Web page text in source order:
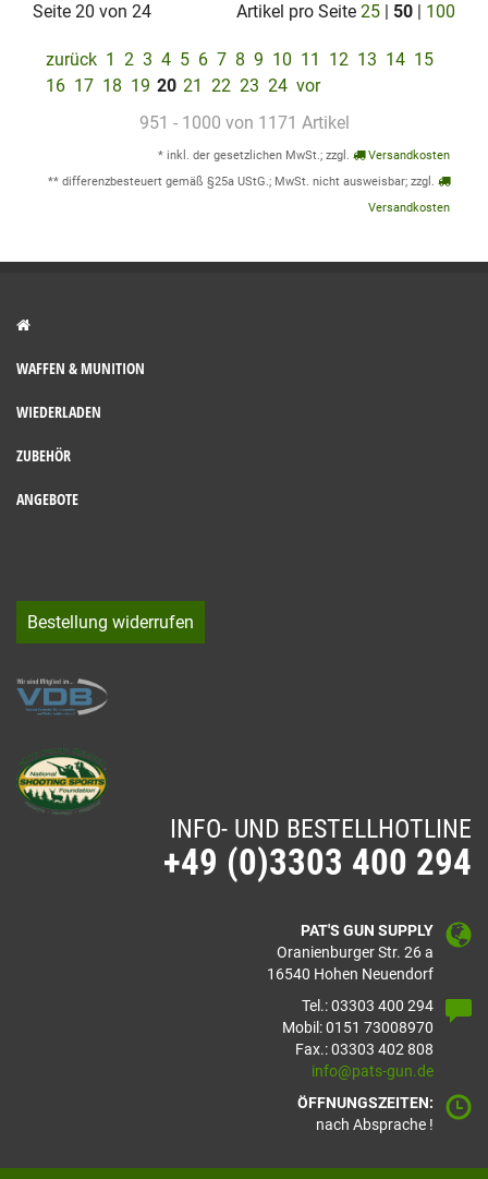
Artikel pro Seite 25 | 50 | 100
Seite 20 von 24
zurück 1 2 3 4 5 6 7 8 9 10 11 12 13 14 15
16 17 18 19 20 21 22 23 24 vor
951 - 1000 von 1171 Artikel
* inkl. der gesetzlichen MwSt.; zzgl.
Versandkosten
** differenzbesteuert gemäß §25a UStG.; MwSt. nicht ausweisbar; zzgl.
Versandkosten
WAFFEN & MUNITION
WIEDERLADEN
ZUBEHÖR
ANGEBOTE
Bestellung widerrufen
INFO- UND BESTELLHOTLINE
+49 (0)3303 400 294
PAT'S GUN SUPPLY
Oranienburger Str. 26 a
16540 Hohen Neuendorf
Tel.: 03303 400 294
Mobil: 0151 73008970
Fax.: 03303 402 808
info@pats-gun.de
ÖFFNUNGSZEITEN:
nach Absprache !